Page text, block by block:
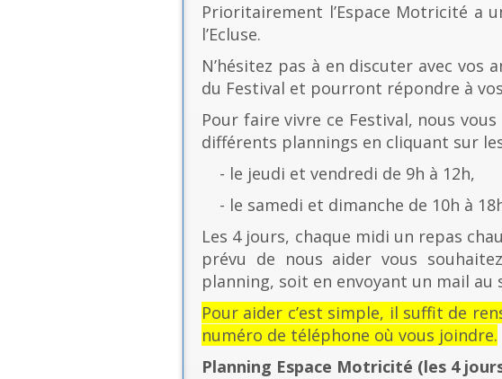
Prioritairement l’Espace Motricité a
l’Ecluse.
N’hésitez pas à en discuter avec
du Festival et pourront répondre à
Pour faire vivre ce Festival, nous
différents plannings en cliquant sur
- le jeudi et vendredi de 9h à 12h,
- le samedi et dimanche de 10h à
Les 4 jours, chaque midi un repas
prévu de nous aider vous
planning, soit en envoyant un mail au
Pour aider c’est simple, il suffit de
numéro de téléphone où vous joindre.
Planning Espace Motricité (les 4